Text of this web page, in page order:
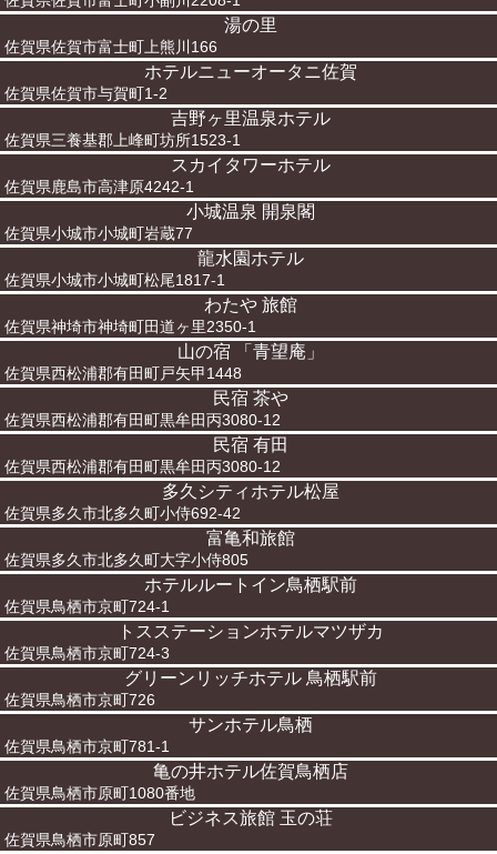
湯の里
佐賀県佐賀市富士町上熊川166
ホテルニューオータニ佐賀
佐賀県佐賀市与賀町1-2
吉野ヶ里温泉ホテル
佐賀県三養基郡上峰町坊所1523-1
スカイタワーホテル
佐賀県鹿島市高津原4242-1
小城温泉 開泉閣
佐賀県小城市小城町岩蔵77
龍水園ホテル
佐賀県小城市小城町松尾1817-1
わたや 旅館
佐賀県神埼市神埼町田道ヶ里2350-1
山の宿 「青望庵」
佐賀県西松浦郡有田町戸矢甲1448
民宿 茶や
佐賀県西松浦郡有田町黒牟田丙3080-12
民宿 有田
佐賀県西松浦郡有田町黒牟田丙3080-12
多久シティホテル松屋
佐賀県多久市北多久町小侍692-42
富亀和旅館
佐賀県多久市北多久町大字小侍805
ホテルルートイン鳥栖駅前
佐賀県鳥栖市京町724-1
トスステーションホテルマツザカ
佐賀県鳥栖市京町724-3
グリーンリッチホテル 鳥栖駅前
佐賀県鳥栖市京町726
サンホテル鳥栖
佐賀県鳥栖市京町781-1
亀の井ホテル佐賀鳥栖店
佐賀県鳥栖市原町1080番地
ビジネス旅館 玉の荘
佐賀県鳥栖市原町857